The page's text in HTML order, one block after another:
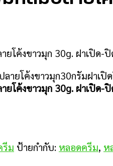
ยโค้งขาวมุก 30g. ฝาเปิด-ปิ
ยโค้งขาวมุก 30g. ฝาเปิด-
รีม ป้ายกำกับ: หลอดครีม, ห